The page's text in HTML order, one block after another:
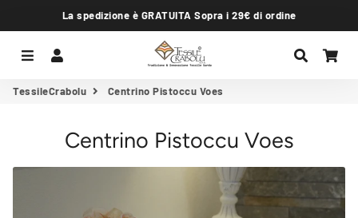
La spedizione è GRATUITA Sopra i 29€ di ordine
Menu Cerca
TessileCrabolu Centrino Pistoccu Voes
Centrino Pistoccu Voes